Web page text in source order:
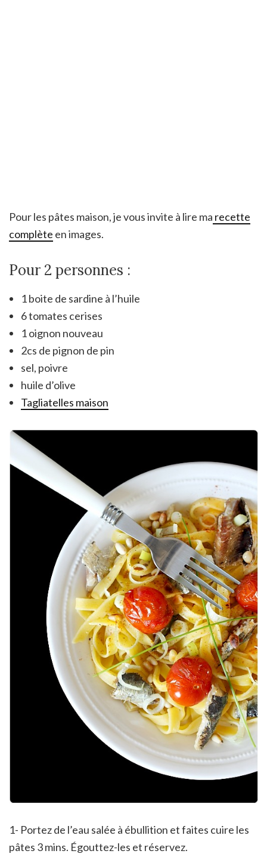
Pour les pâtes maison, je vous invite à lire ma recette
complète en images.
Pour 2 personnes :
1 boite de sardine à l’huile
6 tomates cerises
1 oignon nouveau
2cs de pignon de pin
sel, poivre
huile d’olive
Tagliatelles maison
1- Portez de l’eau salée à ébullition et faites cuire les
pâtes 3 mins. Égouttez-les et réservez.